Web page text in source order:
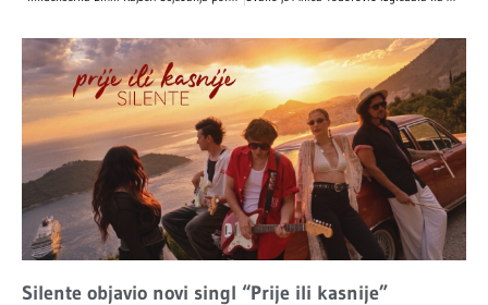
Silente objavio novi singl “Prije ili kasnije”